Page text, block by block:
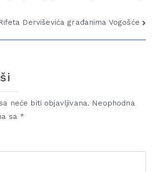
Derviševića građanima Vogošće
neće biti objavljivana. Neophodna
sa *